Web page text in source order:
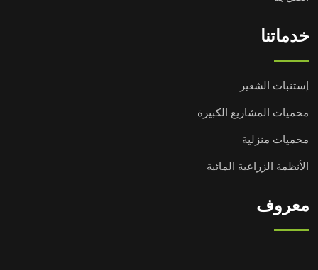
خدماتنا
إستنبات الشعير
محميات المشاريع الكبيرة
محميات منزلية
الأنظمة الزراعية المائية
معروف